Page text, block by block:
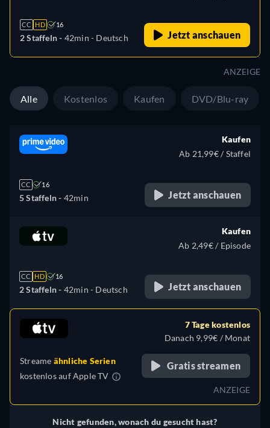
CC HD 16
2 Staffeln - 42min - Deutsch Jetzt anschauen
ANZEIGE
Alle Kostenlos Kaufen DVD/Blu-ray
CC 16
5 Staffeln - 42min
Kaufen
Ab 21,99€ / Staffel
Jetzt anschauen
CC HD 16
2 Staffeln - 42min - Deutsch
Kaufen
Ab 2,49€ / Episode
Jetzt anschauen
Streame ähnliche Serien
kostenlos aufApple TV
7 Tage kostenlos
Danach 9,99€ / Monat
Gratis streamen
ANZEIGE
Nicht gefunden, wonach du gesucht hast?